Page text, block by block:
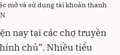
mở và sử dụng tài khoản thanh
nay tại các chợ truyền
chủ”. Nhiều tiểu